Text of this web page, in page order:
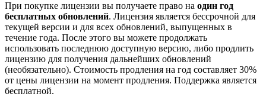
При покупке лицензии вы получаете право на один год
бесплатных обновлений. Лицензия является бессрочной для
текущей версии и для всех обновлений, выпущенных в
течение года. После этого вы можете продолжать
использовать последнюю доступную версию, либо продлить
лицензию для получения дальнейших обновлений
(необязательно). Стоимость продления на год составляет 30%
от цены лицензии на момент продления. Поддержка является
бесплатной.